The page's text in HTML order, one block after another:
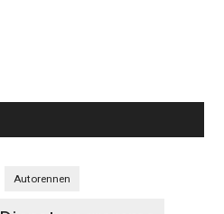
Autorennen